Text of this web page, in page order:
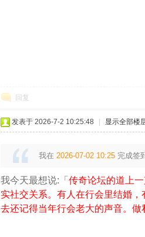
回复
发表于 2026-7-2 10:25:48 显示全部楼
我在 2026-07-02 10:25完成签
我今天最想说:「 传奇论坛的道上
实社交关系。有人在行会里结婚
去还记得当年行会老大的声音。